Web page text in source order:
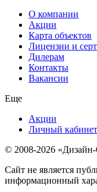
О компании
Акции
Карта объектов
Лицензии и
Дилерам
Контакты
Вакансии
Еще
Акции
Личный кабинет
© 2008-2026
Сайт не является
информационный